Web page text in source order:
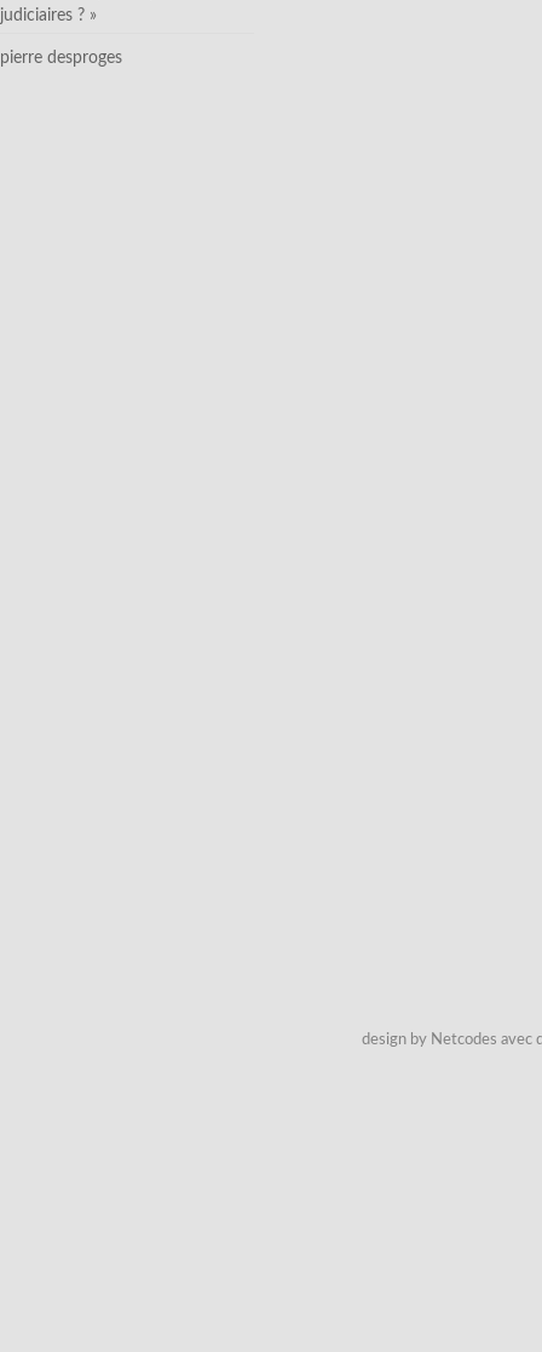
judiciaires ? »
pierre desproges
design by Netcodes avec